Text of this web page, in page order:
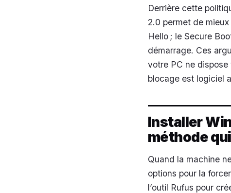
Derrière cette
2.0 permet de
Hello ; le Secure
démarrage. Ces
votre PC ne
blocage est logiciel
Installer
méthode
Quand la machine
options pour la
l’outil Rufus pour